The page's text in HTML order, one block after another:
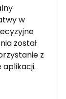
w
został
z
aplikacji.